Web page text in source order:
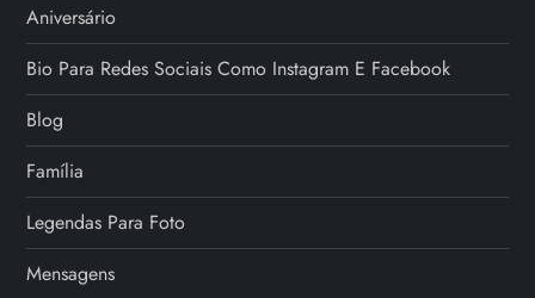
Aniversário
Bio Para Redes Sociais Como Instagram E Facebook
Blog
Família
Legendas Para Foto
Mensagens